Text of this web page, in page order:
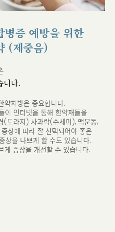
병증 예방을 위한
(제중음)
니다.
약처방은 중요합니다.
이 인터넷을 통해 한약재들을
(도라지) 사과락(수세미), 맥문동,
상에 따라 잘 선택되어야 좋은
상을 나쁘게 할 수도 있습니다.
게 증상을 개선할 수 있습니다.